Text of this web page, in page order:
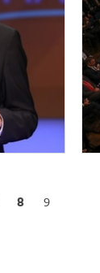
8 9